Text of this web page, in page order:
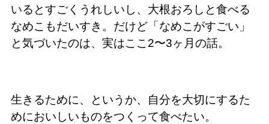
いるとすごくうれしいし、大根おろしと食べる
なめこもだいすき。だけど「なめこがすごい」
と気づいたのは、実はここ2〜3ヶ月の話。
生きるために、というか、自分を大切にするた
めにおいしいものをつくって食べたい。